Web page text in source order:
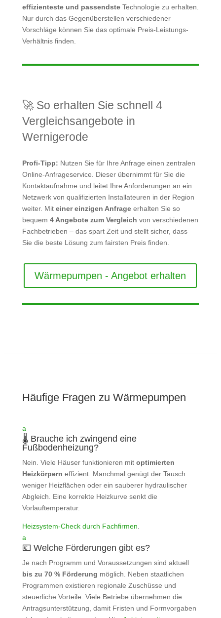
effizienteste und passendsteTechnologie zu erhalten.
Nur durch das Gegenüberstellen verschiedener
Vorschläge können Sie das optimale Preis-Leistungs-
Verhältnis finden.
🚀 So erhalten Sie schnell 4
Vergleichsangebote in
Wernigerode
Profi-Tipp: Nutzen Sie für Ihre Anfrage einen zentralen
Online-Anfrageservice. Dieser übernimmt für Sie die
Kontaktaufnahme und leitet Ihre Anforderungen an ein
Netzwerk von qualifizierten Installateuren in der Region
weiter. Mit einer einzigen Anfrageerhalten Sie so
bequem 4 Angebote zum Vergleich von verschiedenen
Fachbetrieben – das spart Zeit und stellt sicher, dass
Sie die beste Lösung zum fairsten Preis finden.
Wärmepumpen - Angebot erhalten
Häufige Fragen zu Wärmepumpen
a
🌡️ Brauche ich zwingend eine
Fußbodenheizung?
Nein. Viele Häuser funktionieren mit optimierten
Heizkörpern effizient. Manchmal genügt der Tausch
weniger Heizflächen oder ein sauberer hydraulischer
Abgleich. Eine korrekte Heizkurve senkt die
Vorlauftemperatur.
Heizsystem‑Check durch Fachfirmen
a
💶 Welche Förderungen gibt es?
Je nach Programm und Voraussetzungen sind aktuell
bis zu 70 % Förderung möglich. Neben staatlichen
Programmen existieren regionale Zuschüsse und
steuerliche Vorteile. Viele Betriebe übernehmen die
Antragsunterstützung, damit Fristen und Formvorgaben